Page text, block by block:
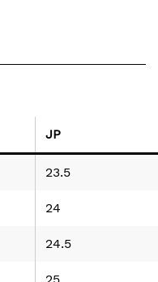
JP
23.5
24
24.5
25